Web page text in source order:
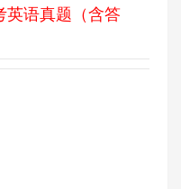
英语真题（含答